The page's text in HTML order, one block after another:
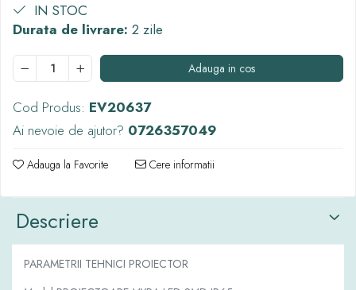
IN STOC
Durata de livrare: 2 zile
Adauga in cos
Cod Produs: EV20637
Ai nevoie de ajutor? 0726357049
Adauga la Favorite Cere informatii
Descriere
PARAMETRII TEHNICI PROIECTOR